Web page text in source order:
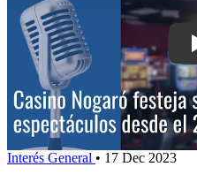
Interés General • 17 Dec 2023